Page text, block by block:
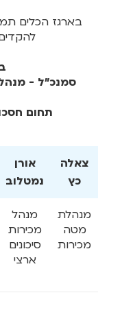
בארגז הכלים
סמנכ"ל -
תחום
צאלה
כץ
אורן
נמטלוב
מנהלת
מטה
מכירות
מנהל
מכירות
סיכונים
ארצי